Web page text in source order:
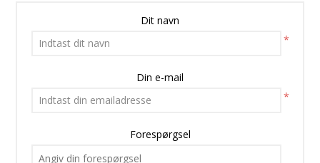
Dit navn
*
Din e-mail
*
Forespørgsel